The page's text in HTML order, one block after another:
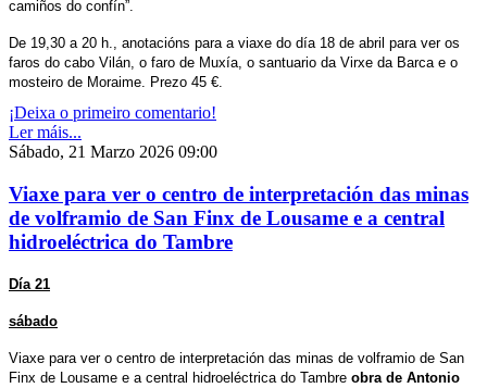
camiños do confín”.
De 19,30 a 20 h., anotacións para a viaxe do día 18 de abril para ver os
faros do cabo Vilán, o faro de Muxía, o santuario da Virxe da Barca e o
mosteiro de Moraime. Prezo 45 €.
¡Deixa o primeiro comentario!
Ler máis...
Sábado, 21 Marzo 2026 09:00
Viaxe para ver o centro de interpretación das minas
de volframio de San Finx de Lousame e a central
hidroeléctrica do Tambre
Día 21
sábado
Viaxe para ver o centro de interpretación das minas de volframio de San
Finx de Lousame e a central hidroeléctrica do Tambre obra de Antonio